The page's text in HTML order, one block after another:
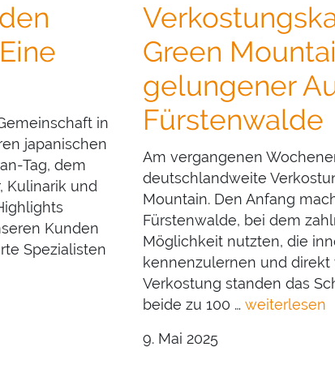
in
japanischen
Tag, dem
Kulinarik und
Kunden
Spezialisten
Green
gelungener
Fürstenwalde
Am vergangenen
deutschlandweite
Mountain. Den Anfang
Fürstenwalde, bei dem
Möglichkeit nutzten, die
kennenzulernen und
Verkostung standen das
beide zu 100 … weiterlesen
9. Mai 2025